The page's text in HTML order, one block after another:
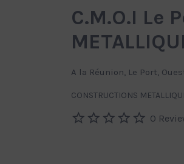
C.M.O.I Le
A la Réunion, Le Port,
CONSTRUCTIONS
0